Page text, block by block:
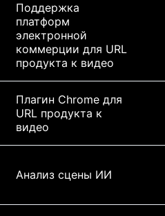
Поддержка
платформ
электронной
коммерции для URL
продукта к видео
Плагин Chrome для
URL продукта к
видео
Анализ сцены ИИ